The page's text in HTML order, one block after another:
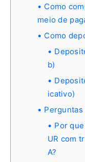
Como
meio de
Como
b)
icativo)
Perguntas
Por
UR com
A?